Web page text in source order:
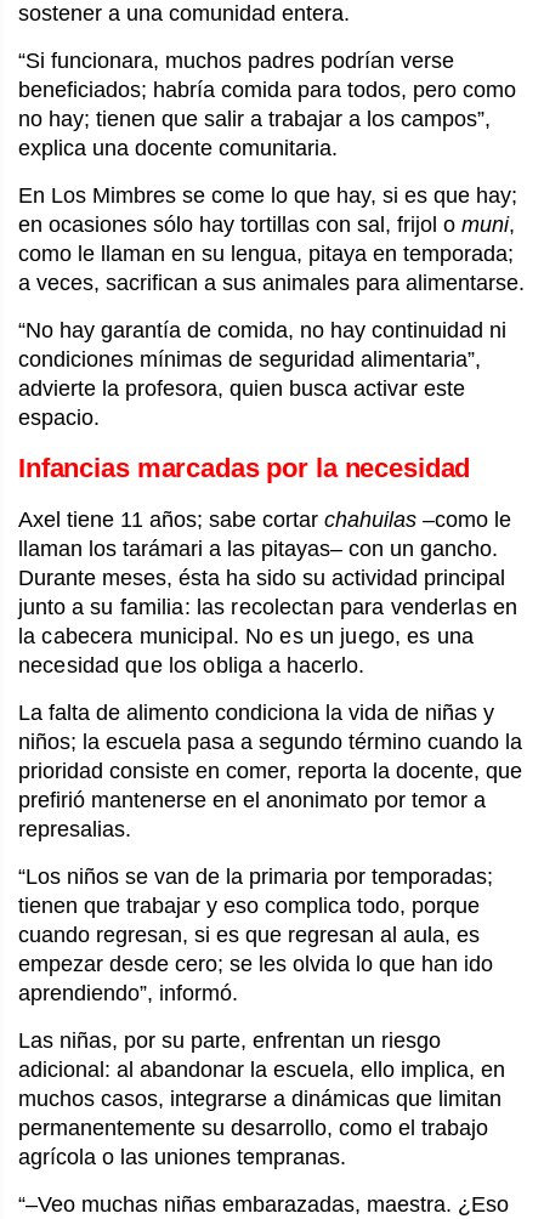
sostener a una comunidad entera.
“Si funcionara, muchos padres podrían verse
beneficiados; habría comida para todos, pero como
no hay; tienen que salir a trabajar a los campos”,
explica una docente comunitaria.
En Los Mimbres se come lo que hay, si es que hay;
en ocasiones sólo hay tortillas con sal, frijol o muni,
como le llaman en su lengua, pitaya en temporada;
a veces, sacrifican a sus animales para alimentarse.
“No hay garantía de comida, no hay continuidad ni
condiciones mínimas de seguridad alimentaria”,
advierte la profesora, quien busca activar este
espacio.
Infancias marcadas por la necesidad
Axel tiene 11 años; sabe cortar chahuilas –como le
llaman los tarámari a las pitayas– con un gancho.
Durante meses, ésta ha sido su actividad principal
junto a su familia: las recolectan para venderlas en
la cabecera municipal. No es un juego, es una
necesidad que los obliga a hacerlo.
La falta de alimento condiciona la vida de niñas y
niños; la escuela pasa a segundo término cuando la
prioridad consiste en comer, reporta la docente, que
prefirió mantenerse en el anonimato por temor a
represalias.
“Los niños se van de la primaria por temporadas;
tienen que trabajar y eso complica todo, porque
cuando regresan, si es que regresan al aula, es
empezar desde cero; se les olvida lo que han ido
aprendiendo”, informó.
Las niñas, por su parte, enfrentan un riesgo
adicional: al abandonar la escuela, ello implica, en
muchos casos, integrarse a dinámicas que limitan
permanentemente su desarrollo, como el trabajo
agrícola o las uniones tempranas.
“–Veo muchas niñas embarazadas, maestra. ¿Eso